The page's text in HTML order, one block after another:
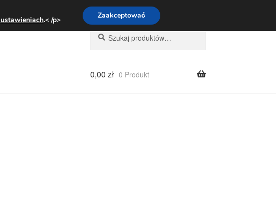
Pn.-pt. 9:00-16:00800 003 167
Szukaj:
Szukaj
0,00 zł 0 Produkt
ustawieniach.< /p> Zaakceptować